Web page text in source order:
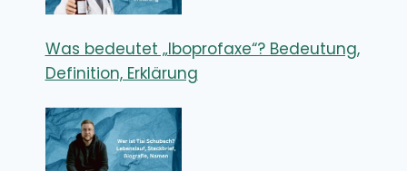
Was bedeutet „Iboprofaxe“? Bedeutung,
Definition, Erklärung